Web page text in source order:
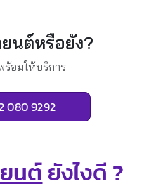
นต์หรือยัง?
ร้อมให้บริการ
080 9292
นต์ยังไงดี ?